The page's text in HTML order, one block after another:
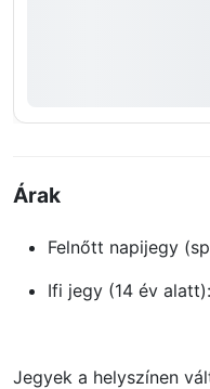
Árak
Felnőtt napijegy
Ifi jegy (14 év
Jegyek a helyszínen